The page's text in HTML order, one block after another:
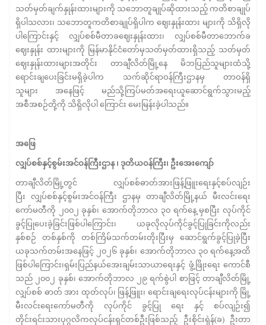
သတ်မှတ်ချက်နှုန်းထားများကို သဘောတူချုပ်ဆိုထားသည့် ကတိစာချုပ်
ရှိပါသလား၊ သဘောတူကတိစာချုပ်ရှိပါက ဈေးနှုန်းထား များကို သိရှိလို
ပါကြောင်းနှင့် လျှပ်စစ်မီတာခဈေးနှုန်းထား၊ လျှပ်စစ်မီတာဘောက်ခ
ဈေးနှုန်း ထားများကို မြန်မာနိုင်ငံတော်မှသတ်မှတ်ထားရှိသည့် သတ်မှတ်
ဈေးနှုန်းထားများအတိုင်း တာချီလိတ်မြို့နေ မိဘပြည်သူများထံသို့
ရောင်းချပေးခြင်းမရှိခဲ့ပါက သက်ဆိုင်ရာဝန်ကြီးဌာနမှ တာဝန်ရှိ
သူများ အနေဖြင့် မည်သို့ကြပ်မတ်အရေးယူဆောင်ရွက်သွားမည့်
အစီအစဉ်တို့ကို သိရှိလိုပါ ကြောင်း မေးမြန်းခဲ့ပါသည်။
အဖြေ
လျှပ်စစ်နှင့်စွမ်းအင်ဝန်ကြီးဌာန ၊ ဒုတိယဝန်ကြီး၊ ဦးအေးကျော်
တာချီလိတ်မြို့တွင် လျှပ်စစ်ဓာတ်အားဖြန့်ဖြူးရေးနှင့်စပ်လျဉ်း
ပြီး လျှပ်စစ်နှင့်စွမ်းအင်ဝန်ကြီး ဌာနမှ တာချီလိတ်မြို့နယ် မီးလင်းရေး
ကော်မတီကို ၂၀၀၂ ခုနှစ်၊ အောက်တိုဘာလ ၃၀ ရက်နေ့ မှစပြီး လုပ်ကိုင်
ခွင့်ပြုပေးခဲ့ခြင်းဖြစ်ပါကြောင်း၊ ယခုလိုလုပ်ကိုင်ခွင့်ပြုခြင်းကိုလည်း
နှစ်စဉ် တစ်နှစ်ကို တစ်ကြိမ်သက်တမ်းတိုးပြီးမှ ဆောင်ရွက်ခွင့်ပြုခဲ့ပြီး
ယခုသက်တမ်းအနေဖြင့် ၂၀၂၆ ခုနှစ်၊ အောက်တိုဘာလ ၃၀ ရက်နေ့အထိ
ဖြစ်ပါကြောင်း၊ရှမ်းပြည်နယ်အေးချမ်းသာယာရေးနှင့် ဖွံ့ဖြိုးရေး ကောင်စီ
သည် ၂၀၀၂ ခုနှစ်၊ အောက်တိုဘာလ ၂၉ ရက်စွဲပါ စာဖြင့် တာချီလိတ်မြို့
လျှပ်စစ် ဓာတ် အား ထုတ်လုပ်၊ ဖြန့်ဖြူး၊ ရောင်းချရေးလုပ်ငန်းများကို မြို့
မီးလင်းရေးကော်မတီကို လုပ်ကိုင် ခွင့်ပြု ရေး နှင့် စပ်လျဉ်း၍
တိုင်းရင်းသားပုဂ္ဂလိကလုပ်ငန်းရှင်တစ်ဦးဖြစ်သည့် ဦးစိုင်းရှဲန်(ခ) ဦးတာ